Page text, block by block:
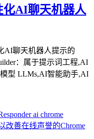
化AI聊天机器人
AI聊天机器人提示的
：属于提示词工程,AI
型 LLMs,AI智能助手,AI